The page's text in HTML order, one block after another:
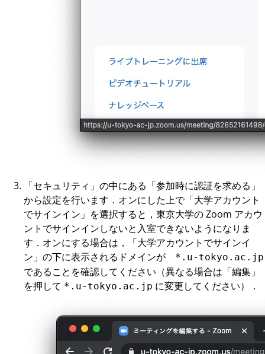
「セキュリティ」の中にある「参加時に認証を求める」
から設定を行います．オンにした上で「大学アカウント
でサインイン」を選択すると，東京大学の Zoom アカウ
ントでサインインしないと入室できないようになりま
す．オンにする場合は，「大学アカウントでサインイ
ン」の下に表示されるドメインが
*.u-tokyo.ac.jp
であることを確認してください（異なる場合は「編集」
を押して *.u-tokyo.ac.jp に変更してください）．